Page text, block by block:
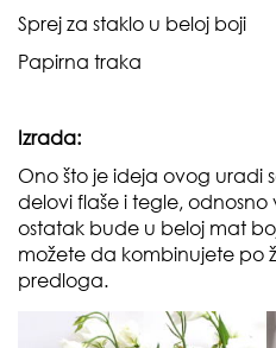
Sprej za staklo u beloj boji
Papirna traka
Izrada:
Ono što je ideja ovog uradi
delovi flaše i tegle,
ostatak bude u beloj mat
možete da kombinujete po
predloga.